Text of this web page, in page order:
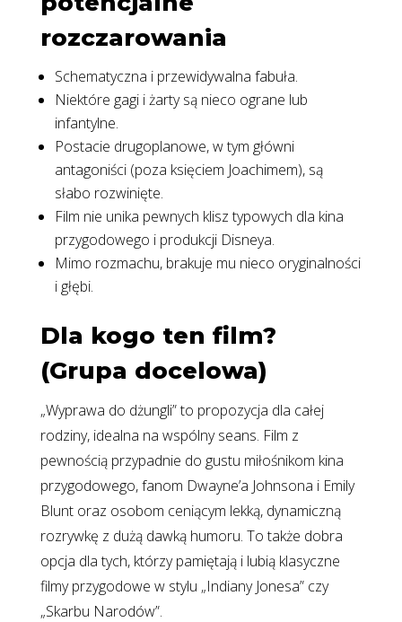
rozczarowania
Schematyczna i przewidywalna fabuła.
Niektóre gagi i żarty są nieco ograne lub
infantylne.
Postacie drugoplanowe, w tym główni
antagoniści (poza księciem Joachimem), są
słabo rozwinięte.
Film nie unika pewnych klisz typowych dla kina
przygodowego i produkcji Disneya.
Mimo rozmachu, brakuje mu nieco oryginalności
i głębi.
Dla kogo ten film?
(Grupa docelowa)
„Wyprawa do dżungli” to propozycja dla całej
rodziny, idealna na wspólny seans. Film z
pewnością przypadnie do gustu miłośnikom kina
przygodowego, fanom Dwayne’a Johnsona i Emily
Blunt oraz osobom ceniącym lekką, dynamiczną
rozrywkę z dużą dawką humoru. To także dobra
opcja dla tych, którzy pamiętają i lubią klasyczne
filmy przygodowe w stylu „Indiany Jonesa” czy
„Skarbu Narodów”.